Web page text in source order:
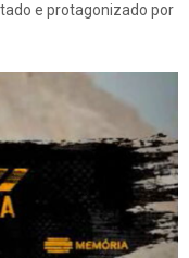
e protagonizado por